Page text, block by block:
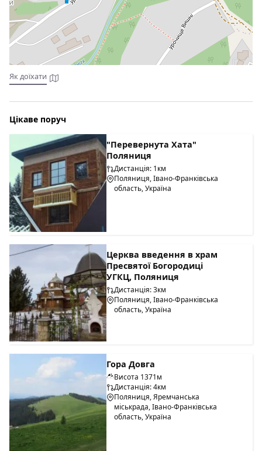
Як доїхати
Цікаве поруч
"Перевернута Хата"
Поляниця
Дистанція: 1км
Поляниця, Івано-Франківська
область, Україна
Церква введення в храм
Пресвятої Богородиці
УГКЦ, Поляниця
Дистанція: 3км
Поляниця, Івано-Франківська
область, Україна
Гора Довга
Висота 1371м
Дистанція: 4км
Поляниця, Яремчанська
міськрада, Івано-Франківська
область, Україна